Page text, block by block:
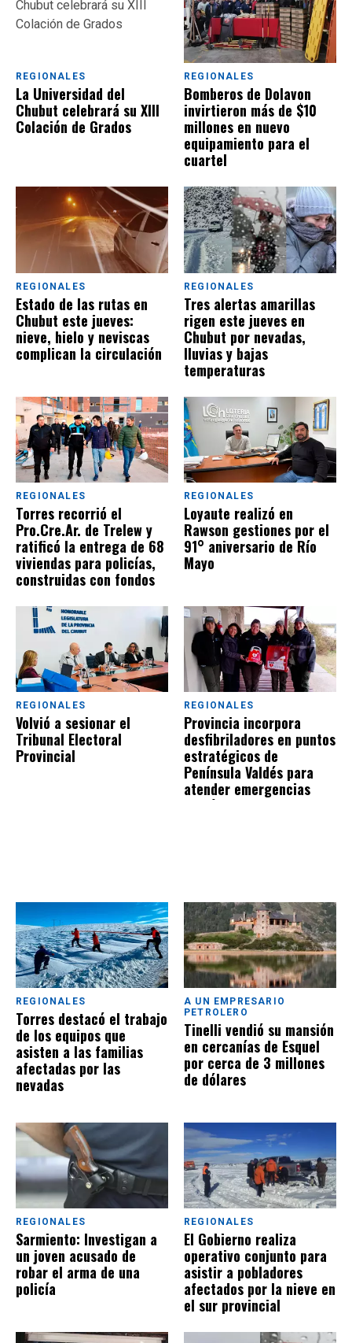
REGIONALES
La Universidad del
Chubut celebrará su XIII
Colación de Grados
REGIONALES
Bomberos de Dolavon
invirtieron más de $10
millones en nuevo
equipamiento para el
cuartel
REGIONALES
Estado de las rutas en
Chubut este jueves:
nieve, hielo y neviscas
complican la circulación
REGIONALES
Tres alertas amarillas
rigen este jueves en
Chubut por nevadas,
lluvias y bajas
temperaturas
REGIONALES
Torres recorrió el
Pro.Cre.Ar. de Trelew y
ratificó la entrega de 68
viviendas para policías,
construidas con fondos
REGIONALES
Loyaute realizó en
Rawson gestiones por el
91° aniversario de Río
Mayo
REGIONALES
Volvió a sesionar el
Tribunal Electoral
Provincial
REGIONALES
Provincia incorpora
desfibriladores en puntos
estratégicos de
Península Valdés para
atender emergencias
cardíacas
REGIONALES
Torres destacó el trabajo
de los equipos que
asisten a las familias
afectadas por las
nevadas
A UN EMPRESARIO
PETROLERO
Tinelli vendió su mansión
en cercanías de Esquel
por cerca de 3 millones
de dólares
REGIONALES
Sarmiento: Investigan a
un joven acusado de
robar el arma de una
policía
REGIONALES
El Gobierno realiza
operativo conjunto para
asistir a pobladores
afectados por la nieve en
el sur provincial